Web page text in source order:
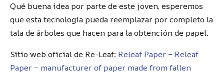
Qué buena idea por parte de este joven, esperemos
que esta tecnología pueda reemplazar por completo la
tala de árboles que hacen para la obtención de papel.
Sitio web oficial de Re-Leaf: Releaf Paper – Releaf
Paper – manufacturer of paper made from fallen